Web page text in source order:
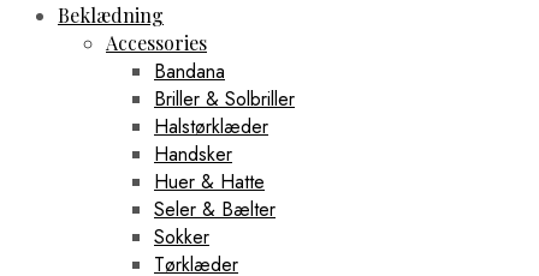
Beklædning
Accessories
Bandana
Briller & Solbriller
Halstørklæder
Handsker
Huer & Hatte
Seler & Bælter
Sokker
Tørklæder